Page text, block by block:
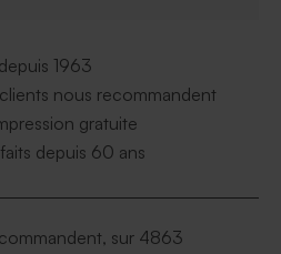
1963
nous recommandent
gratuite
depuis 60 ans
sur 4863